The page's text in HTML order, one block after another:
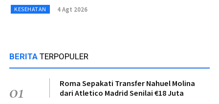
KESEHATAN 4 Agt 2026
BERITA TERPOPULER
01
Roma Sepakati Transfer Nahuel Molina
dari Atletico Madrid Senilai €18 Juta